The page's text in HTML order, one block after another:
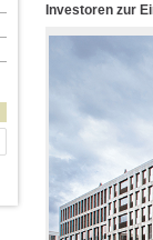
Investoren zur